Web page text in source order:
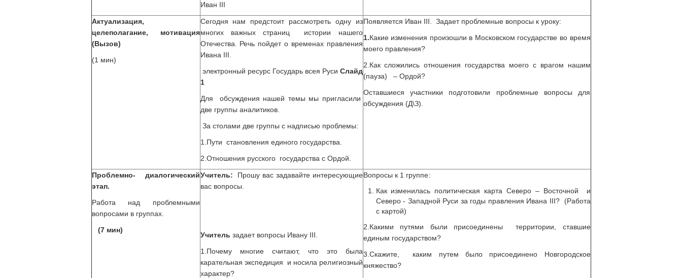
Иван III
Актуализация,
целеполагание, мотивация
(Вызов)
(1 мин)
Сегодня нам предстоит рассмотреть одну из
многих важных страниц истории нашего
Отечества. Речь пойдет о временах правления
Ивана III.
электронный ресурс Государь всея Руси Слайд
1
Для обсуждения нашей темы мы пригласили
две группы аналитиков.
За столами две группы с надписью проблемы:
1.Пути становления единого государства.
2.Отношения русского государства с Ордой.
Появляется Иван III. Задает проблемные вопросы к уроку:
1.Какие изменения произошли в Московском государстве во время
моего правления?
2.Как сложились отношения государства моего с врагом нашим
(пауза) – Ордой?
Оставшиеся участники подготовили проблемные вопросы для
обсуждения (Д\З).
Проблемно- диалогический
этап.
Работа над проблемными
вопросами в группах.
(7 мин)
Учитель: Прошу вас задавайте интересующие
вас вопросы.
Учитель задает вопросы Ивану III.
1.Почему многие считают, что это была
карательная экспедиция и носила религиозный
характер?
Вопросы к 1 группе:
Как изменилась политическая карта Северо – Восточной и
Северо - Западной Руси за годы правления Ивана III? (Работа
с картой)
2.Какими путями были присоединены территории, ставшие
единым государством?
3.Скажите, каким путем было присоединено Новгородское
княжество?